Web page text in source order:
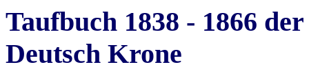
Taufbuch 1838 - 1866
Deutsch Krone